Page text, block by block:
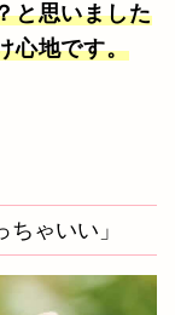
と思いました
心地です。
ゃいい」